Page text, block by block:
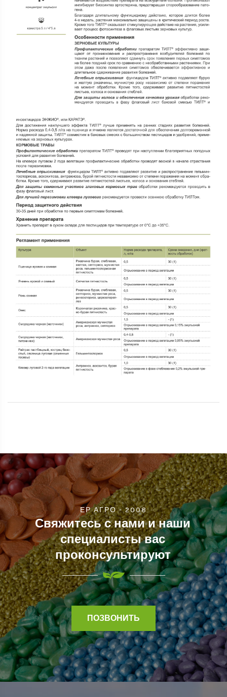
ЕР АГРО - 2008
Свяжитесь с нами и наши
специалисты вас
проконсультируют
ПОЗВОНИТЬ